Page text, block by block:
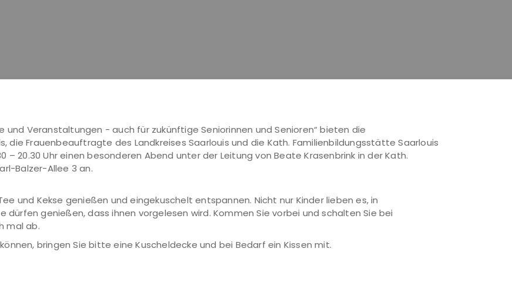
und Veranstaltungen - auch für zukünftige Seniorinnen und Senioren“ bieten die
die Frauenbeauftragte des Landkreises Saarlouis und die Kath. Familienbildungsstätte Saarlouis
– 20.30 Uhr einen besonderen Abend unter der Leitung von Beate Krasenbrink in der Kath.
Balzer-Allee 3 an.
und Kekse genießen und eingekuschelt entspannen. Nicht nur Kinder lieben es, in
dürfen genießen, dass ihnen vorgelesen wird. Kommen Sie vorbei und schalten Sie bei
mal ab.
bringen Sie bitte eine Kuscheldecke und bei Bedarf ein Kissen mit.